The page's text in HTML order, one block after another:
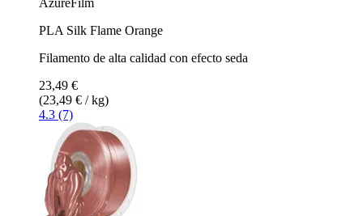
PLA Silk Flame Orange
Filamento de alta calidad con efecto seda
23,49 €
(23,49 € / kg)
4.3 (7)